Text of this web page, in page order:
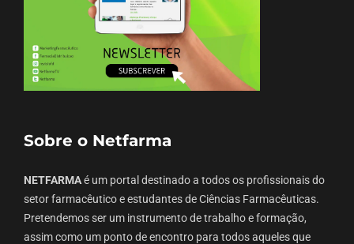
Sobre o Netfarma
NETFARMAé um portal destinado a todos os profissionais do
setor farmacêutico e estudantes de Ciências Farmacêuticas.
Pretendemos ser um instrumento de trabalho e formação,
assim como um ponto de encontro para todos aqueles que